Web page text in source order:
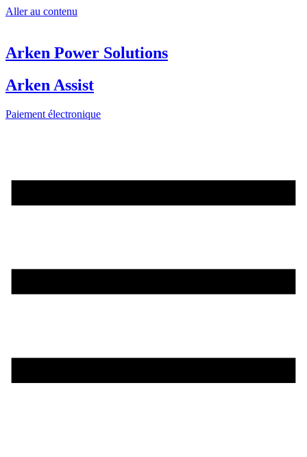
Aller au contenu
Arken Power Solutions
Arken Assist
Paiement électronique